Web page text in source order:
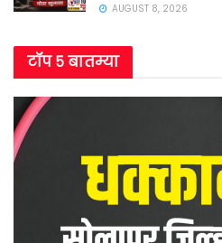
AUGUST 8, 2026
टॉप ५ बातम्या